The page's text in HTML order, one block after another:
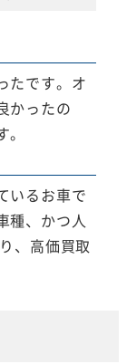
たです。オ
かったの
いるお車で
種、かつ人
、高価買取